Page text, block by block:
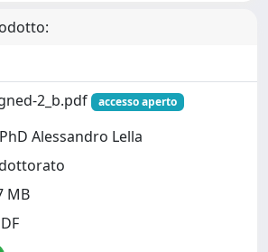
2_b.pdf
accesso aperto
Alessandro Lella
MB